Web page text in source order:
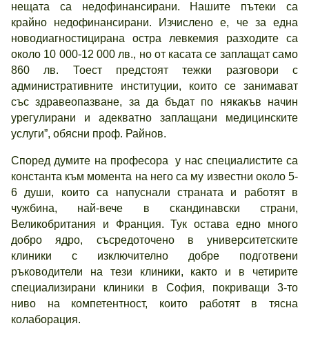
нещата са недофинансирани. Нашите пътеки са
крайно недофинансирани. Изчислено е, че за една
новодиагностицирана остра левкемия разходите са
около 10 000-12 000 лв., но от касата се заплащат само
860 лв. Тоест предстоят тежки разговори с
административните институции, които се занимават
със здравеопазване, за да бъдат по някакъв начин
урегулирани и адекватно заплащани медицинските
услуги”, обясни проф. Райнов.
Според думите на професора у нас специалистите са
константа към момента на него са му известни около 5-
6 души, които са напуснали страната и работят в
чужбина, най-вече в скандинавски страни,
Великобритания и Франция. Тук остава едно много
добро ядро, съсредоточено в университетските
клиники с изключително добре подготвени
ръководители на тези клиники, както и в четирите
специализирани клиники в София, покриващи 3-то
ниво на компетентност, които работят в тясна
колаборация.